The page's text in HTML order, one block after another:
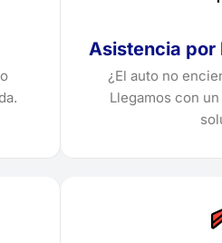
Asistencia
¿El auto no
Llegamos con